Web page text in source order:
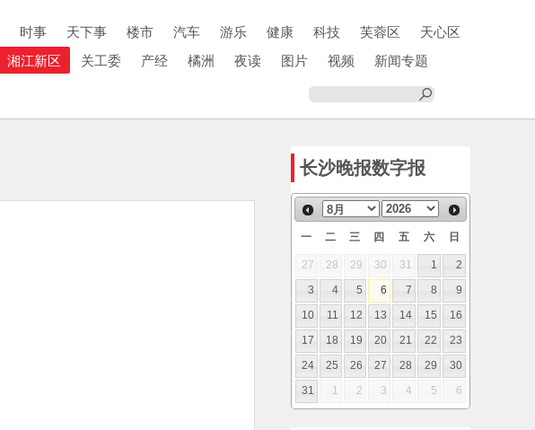
时事 天下事 楼市 汽车 游乐 健康 科技 芙蓉区
天心区
湘江新区 关工委 产经 橘洲 夜读 图片 视频
新闻专题
长沙晚报数字报
一 二 三 四 五 六 日
27 28 29 30 31 1
2
3
4 5 6 7 8
9
10
11 12 13 14 15
16
17
18 19 20 21 22
23
24
25 26 27 28 29
30
31
1 2 3 4 5 6